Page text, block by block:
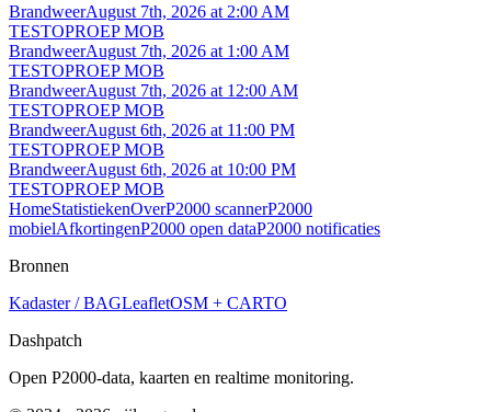
BrandweerAugust 7th, 2026 at 2:00 AM
TESTOPROEP MOB
BrandweerAugust 7th, 2026 at 1:00 AM
TESTOPROEP MOB
BrandweerAugust 7th, 2026 at 12:00 AM
TESTOPROEP MOB
BrandweerAugust 6th, 2026 at 11:00 PM
TESTOPROEP MOB
BrandweerAugust 6th, 2026 at 10:00 PM
TESTOPROEP MOB
HomeStatistiekenOverP2000 scannerP2000
mobielAfkortingenP2000 open dataP2000 notificaties
Bronnen
Kadaster / BAGLeafletOSM + CARTO
Dashpatch
Open P2000-data, kaarten en realtime monitoring.